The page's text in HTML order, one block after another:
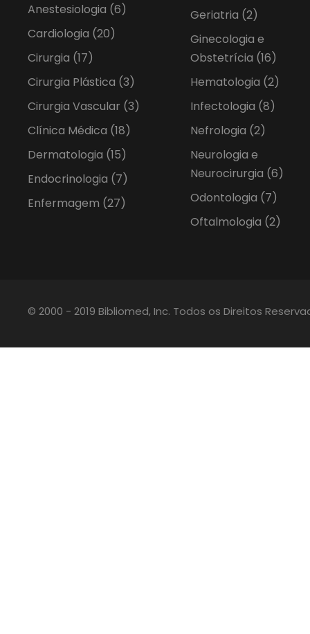
Anestesiologia (6)
Cardiologia (20)
Cirurgia (17)
Cirurgia Plástica (3)
Cirurgia Vascular (3)
Clínica Médica (18)
Dermatologia (15)
Endocrinologia (7)
Enfermagem (27)
Geriatria (2)
Ginecologia e
Obstetrícia (16)
Hematologia (2)
Infectologia (8)
Nefrologia (2)
Neurologia e
Neurocirurgia (6)
Odontologia (7)
Oftalmologia (2)
© 2000 - 2019 Bibliomed, Inc. Todos os Direitos